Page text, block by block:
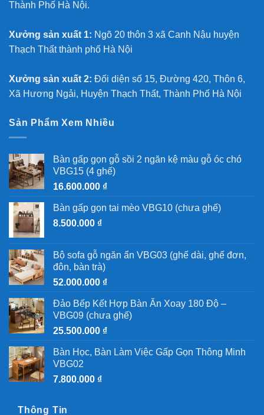
Thành Phố Hà Nội.
Xưởng sản xuất 1: Ngõ 20 thôn 3 xã Canh Nậu huyện
Thạch Thất thành phố Hà Nội
Xưởng sản xuất 2: Đối diện số 15, Đường 420, Thôn 6,
Xã Hương Ngải, Huyện Thạch Thất, Thành Phố Hà Nội
Sản Phẩm Xem Nhiều
Bàn gấp gọn gỗ sồi 2 ngăn kệ màu gỗ óc chó
VBG15 (4 ghế)
16.600.000 ₫
Bàn gấp gọn tai mèo VBG10 (chưa ghế)
8.500.000 ₫
Bộ sofa gỗ ngăn ẩn VBG03 (ghế dài, ghế đơn,
đôn, bàn trà)
52.000.000 ₫
Đảo Bếp Kết Hợp Bàn Ăn Xoay 180 Độ –
VBG09 (chưa ghế)
25.500.000 ₫
Bàn Học, Bàn Làm Việc Gấp Gọn Thông Minh
VBG02
7.800.000 ₫
Thông Tin